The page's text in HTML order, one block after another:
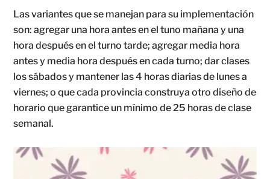
Las variantes que se manejan para su implementación
son: agregar una hora antes en el tuno mañana y una
hora después en el turno tarde; agregar media hora
antes y media hora después en cada turno; dar clases
los sábados y mantener las 4 horas diarias de lunes a
viernes; o que cada provincia construya otro diseño de
horario que garantice un mínimo de 25 horas de clase
semanal.